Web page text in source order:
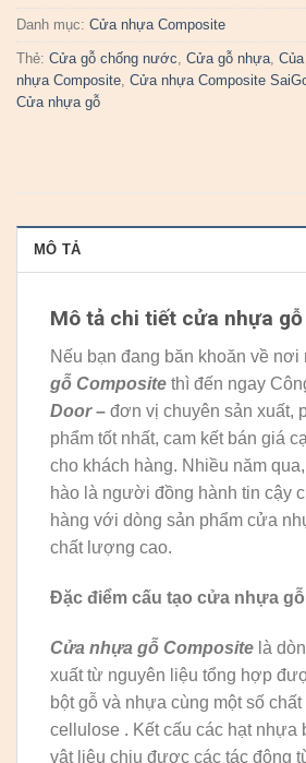
Danh mục: Cửa nhựa Composite
Thẻ: Cửa gỗ chống nước Cửa gỗ nhựa
nhựa Composite Cửa nhựa Composite
Cửa nhựa gỗ
MÔ TẢ
Mô tả chi tiết cửa nhựa
Nếu bạn đang băn khoăn về nơi
gỗ Composite thì đến ngay
Door– đơn vị chuyên sản xuất,
phẩm tốt nhất, cam kết bán giá
cho khách hàng. Nhiều năm
hào là người đồng hành tin cậy
hàng với dòng sản phẩm cửa
chất lượng cao.
Đặc điểm cấu tạo cửa nhựa
Cửa nhựa gỗ Composite là
xuất từ nguyên liệu tổng hợp
bột gỗ và nhựa cùng một số
cellulose . Kết cấu các hạt nhựa
vật liệu chịu được các tác động